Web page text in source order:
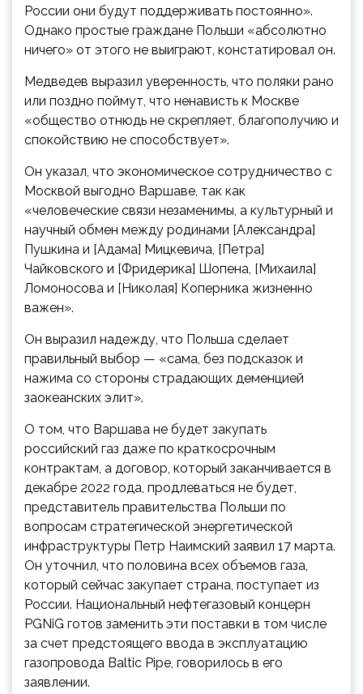
России они будут поддерживать постоянно».
Однако простые граждане Польши «абсолютно
ничего» от этого не выиграют, констатировал он.
Медведев выразил уверенность, что поляки рано
или поздно поймут, что ненависть к Москве
«общество отнюдь не скрепляет, благополучию и
спокойствию не способствует».
Он указал, что экономическое сотрудничество с
Москвой выгодно Варшаве, так как
«человеческие связи незаменимы, а культурный и
научный обмен между родинами [Александра]
Пушкина и [Адама] Мицкевича, [Петра]
Чайковского и [Фридерика] Шопена, [Михаила]
Ломоносова и [Николая] Коперника жизненно
важен».
Он выразил надежду, что Польша сделает
правильный выбор — «сама, без подсказок и
нажима со стороны страдающих деменцией
заокеанских элит».
О том, что Варшава не будет закупать
российский газ даже по краткосрочным
контрактам, а договор, который заканчивается в
декабре 2022 года, продлеваться не будет,
представитель правительства Польши по
вопросам стратегической энергетической
инфраструктуры Петр Наимский заявил 17 марта.
Он уточнил, что половина всех объемов газа,
который сейчас закупает страна, поступает из
России. Национальный нефтегазовый концерн
PGNiG готов заменить эти поставки в том числе
за счет предстоящего ввода в эксплуатацию
газопровода Baltic Pipe, говорилось в его
заявлении.